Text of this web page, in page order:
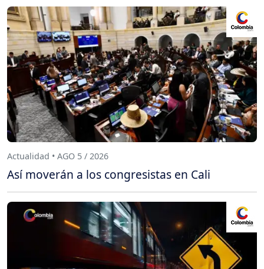
Actualidad • AGO 5 / 2026
Así moverán a los congresistas en Cali